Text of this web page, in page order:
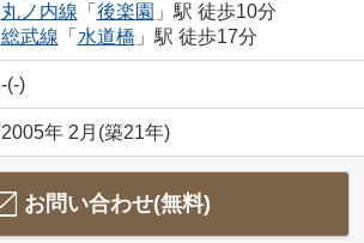
丸ノ内線 「 後楽園 」駅 徒歩10分
総武線 「 水道橋 」駅 徒歩17分
-(-)
2005年 2月(築21年)
お問い合わせ(無料)